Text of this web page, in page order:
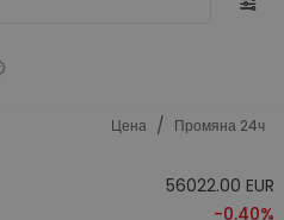
Цена / Промяна 24ч
56022.00 EUR
-0.40%